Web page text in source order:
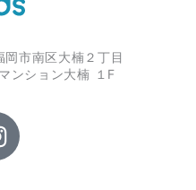
市南区大楠２丁目
ンション大楠 １F